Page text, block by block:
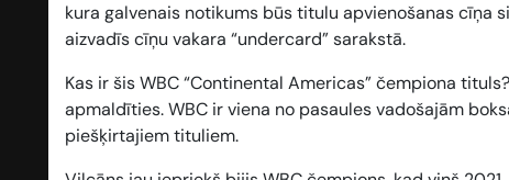
kura galvenais notikums būs titulu apvienošanas cīņa
aizvadīs cīņu vakara “undercard” sarakstā.
Kas ir šis WBC “Continental Americas” čempiona
apmaldīties. WBC ir viena no pasaules vadošajām
piešķirtajiem tituliem.